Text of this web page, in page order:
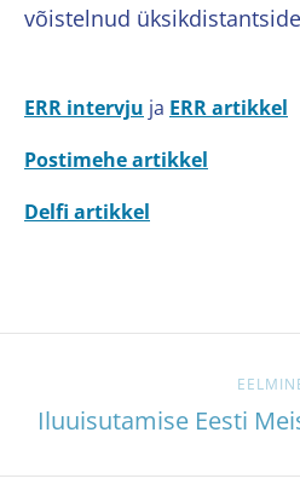
võistelnud
ERR intervju ja ERR artikkel
Postimehe artikkel
Delfi artikkel
Iluuisutamise Eesti